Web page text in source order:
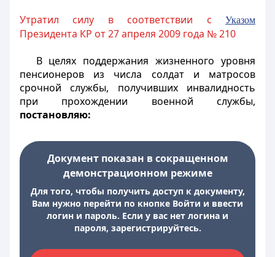
Утратил силу в соответствии с
Указом
Президента КР от 27 апреля 2009 года № 210
В целях поддержания жизненного уровня
пенсионеров из числа солдат и матросов
срочной службы, получивших инвалидность
при прохождении военной службы,
постановляю:
Документ показан в сокращенном
демонстрационном режиме
Для того, чтобы получить доступ к документу,
Вам нужно перейти по кнопке Войти и ввести
логин и пароль. Если у вас нет логина и
пароля, зарегистрируйтесь.